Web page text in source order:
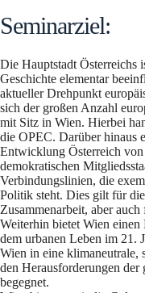
Seminarziel:
Die Hauptstadt Österreichs
Geschichte elementar
aktueller Drehpunkt
sich der großen Anzahl
mit Sitz in Wien. Hierbei
die OPEC. Darüber hinaus
Entwicklung Österreich
demokratischen
Verbindungslinien, die
Politik steht. Dies gilt für
Zusammenarbeit, aber
Weiterhin bietet Wien
dem urbanen Leben im 21.
Wien in eine klimaneutrale,
den Herausforderungen
begegnet.